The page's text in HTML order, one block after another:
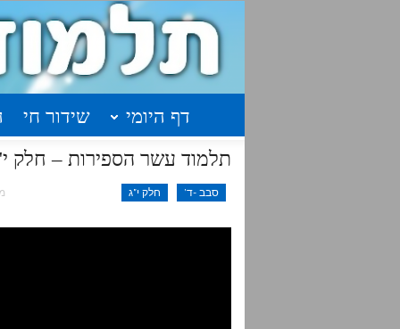
דף היומי שידור חי
תלמוד עשר הספירות – חלק י"ג שיעור 20 |
סבב -ד' חלק י"ג